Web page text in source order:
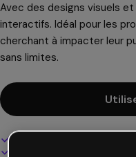
Avec des designs visuels
interactifs. Idéal pour les
cherchant à impacter leur
sans limites.